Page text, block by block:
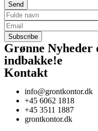
Send
Grønne
indbakke!e
Kontakt
info@grontkontor.dk
+45 6062 1818
+45 3511 1887
grontkontor.dk